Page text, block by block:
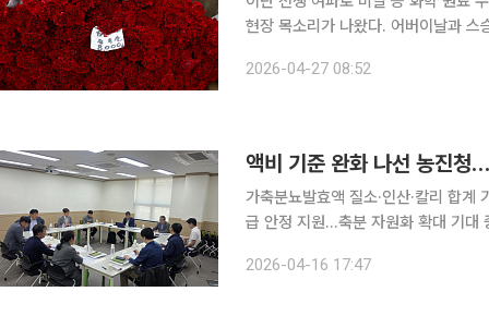
현장 목소리가 나왔다. 어버이날과
출연해 현재 상황에 대해 “가격은 둘
2026-04-27 08:52
액비 기준 완화 나선 농진청
가축분뇨발효액 질소·인산·칼리 합
급 안정 지원…축분 자원화 확대 기대 중동전쟁 여파로 국제 원자재와 해상 물류 불안이 커지는 가운
기준을 낮춰 생산 부담을 덜고 공급량
2026-04-16 17:47